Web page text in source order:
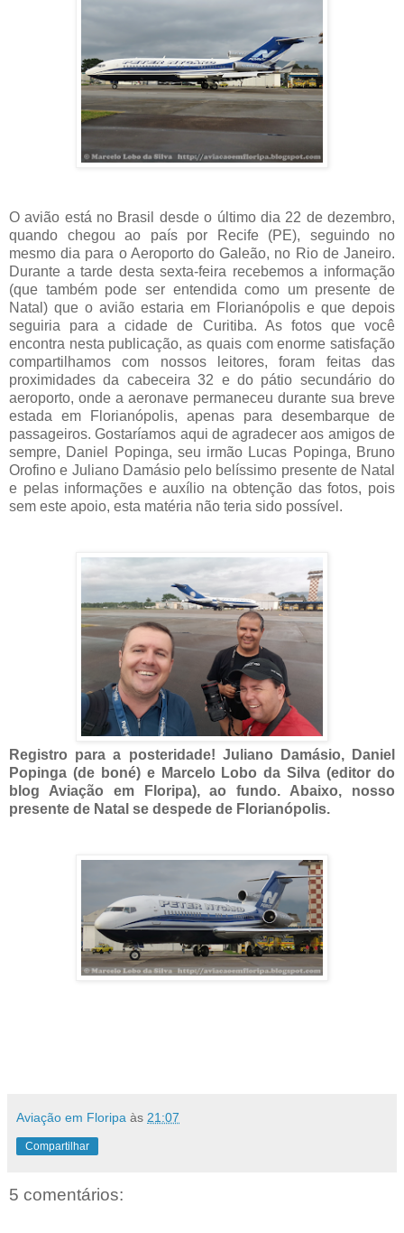
O avião está no Brasil desde o último dia 22 de dezembro,
quando chegou ao país por Recife (PE), seguindo no
mesmo dia para o Aeroporto do Galeão, no Rio de Janeiro.
Durante a tarde desta sexta-feira recebemos a informação
(que também pode ser entendida como um presente de
Natal) que o avião estaria em Florianópolis e que depois
seguiria para a cidade de Curitiba. As fotos que você
encontra nesta publicação, as quais com enorme satisfação
compartilhamos com nossos leitores, foram feitas das
proximidades da cabeceira 32 e do pátio secundário do
aeroporto, onde a aeronave permaneceu durante sua breve
estada em Florianópolis, apenas para desembarque de
passageiros. Gostaríamos aqui de agradecer aos amigos de
sempre, Daniel Popinga, seu irmão Lucas Popinga, Bruno
Orofino e Juliano Damásio pelo belíssimo presente de Natal
e pelas informações e auxílio na obtenção das fotos, pois
sem este apoio, esta matéria não teria sido possível.
Registro para a posteridade! Juliano Damásio, Daniel
Popinga (de boné) e Marcelo Lobo da Silva (editor do
blog Aviação em Floripa), ao fundo. Abaixo, nosso
presente de Natal se despede de Florianópolis.
Aviação em Floripa às 21:07
Compartilhar
5 comentários: